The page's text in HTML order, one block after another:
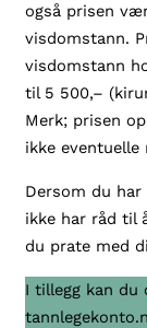
også prisen
visdomstann.
visdomstann
til 5 500,–
Merk; prisen
ikke eventuelle
Dersom du
ikke har råd til
du prate med
I tillegg kan du